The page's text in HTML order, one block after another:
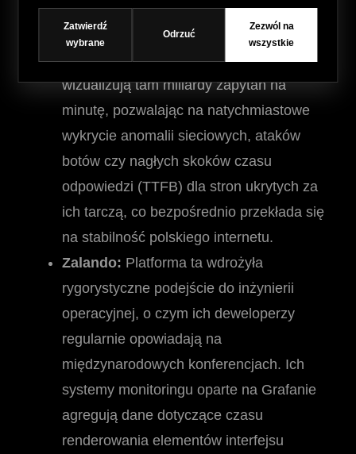
gigantyczną skalę do monitorowania
wydajności brzegowych serwerów HTTP
(Edge Nodes). Dashboardy Grafany
wizualizują tam miliardy zapytań na
minutę, pozwalając na natychmiastowe
wykrycie anomalii sieciowych, ataków
botów czy nagłych skoków czasu
odpowiedzi (TTFB) dla stron ukrytych za
ich tarczą, co bezpośrednio przekłada się
na stabilność polskiego internetu.
Zalando: Platforma ta wdrożyła
rygorystyczne podejście do inżynierii
operacyjnej, o czym ich deweloperzy
regularnie opowiadają na
międzynarodowych konferencjach. Ich
systemy monitoringu oparte na Grafanie
agregują dane dotyczące czasu
renderowania elementów interfejsu
Zatwierdź
wybrane
Odrzuć
Zezwól na
wszystkie